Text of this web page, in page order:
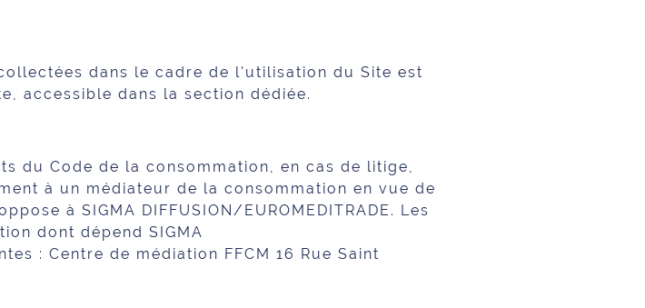
dans le cadre de l'utilisation du Site est
accessible dans la section dédiée.
du Code de la consommation, en cas de litige,
à un médiateur de la consommation en vue de
à SIGMA DIFFUSION/EUROMEDITRADE. Les
dont dépend SIGMA
: Centre de médiation FFCM 16 Rue Saint